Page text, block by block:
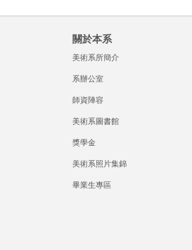
關於本系
美術系所簡介
系辦公室
師資陣容
美術系圖書館
獎學金
美術系照片集錦
畢業生專區